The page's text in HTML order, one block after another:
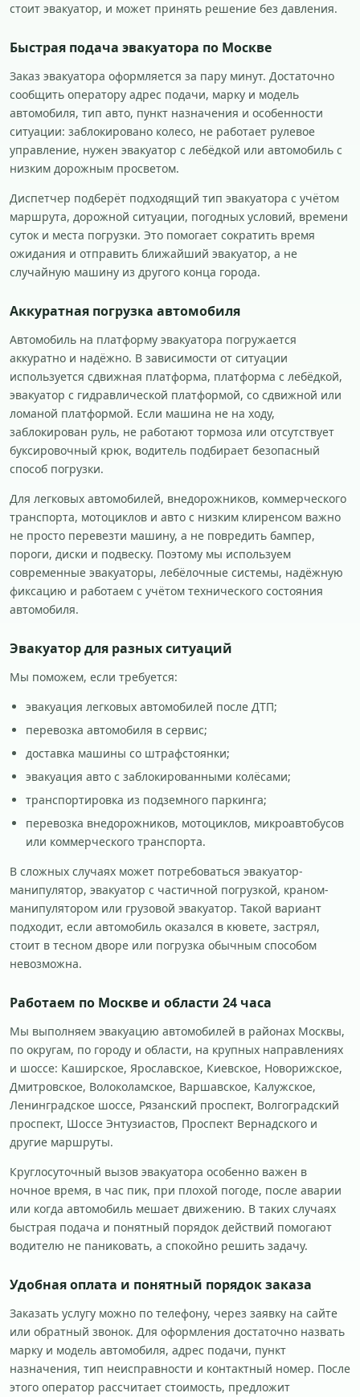
стоит эвакуатор, и может принять решение без давления.
Быстрая подача эвакуатора по Москве
Заказ эвакуатора оформляется за пару минут. Достаточно
сообщить оператору адрес подачи, марку и модель
автомобиля, тип авто, пункт назначения и особенности
ситуации: заблокировано колесо, не работает рулевое
управление, нужен эвакуатор с лебёдкой или автомобиль с
низким дорожным просветом.
Диспетчер подберёт подходящий тип эвакуатора с учётом
маршрута, дорожной ситуации, погодных условий, времени
суток и места погрузки. Это помогает сократить время
ожидания и отправить ближайший эвакуатор, а не
случайную машину из другого конца города.
Аккуратная погрузка автомобиля
Автомобиль на платформу эвакуатора погружается
аккуратно и надёжно. В зависимости от ситуации
используется сдвижная платформа, платформа с лебёдкой,
эвакуатор с гидравлической платформой, со сдвижной или
ломаной платформой. Если машина не на ходу,
заблокирован руль, не работают тормоза или отсутствует
буксировочный крюк, водитель подбирает безопасный
способ погрузки.
Для легковых автомобилей, внедорожников, коммерческого
транспорта, мотоциклов и авто с низким клиренсом важно
не просто перевезти машину, а не повредить бампер,
пороги, диски и подвеску. Поэтому мы используем
современные эвакуаторы, лебёлочные системы, надёжную
фиксацию и работаем с учётом технического состояния
автомобиля.
Эвакуатор для разных ситуаций
Мы поможем, если требуется:
эвакуация легковых автомобилей после ДТП;
перевозка автомобиля в сервис;
доставка машины со штрафстоянки;
эвакуация авто с заблокированными колёсами;
транспортировка из подземного паркинга;
перевозка внедорожников, мотоциклов, микроавтобусов
или коммерческого транспорта.
В сложных случаях может потребоваться эвакуатор-
манипулятор, эвакуатор с частичной погрузкой, краном-
манипулятором или грузовой эвакуатор. Такой вариант
подходит, если автомобиль оказался в кювете, застрял,
стоит в тесном дворе или погрузка обычным способом
невозможна.
Работаем по Москве и области 24 часа
Мы выполняем эвакуацию автомобилей в районах Москвы,
по округам, по городу и области, на крупных направлениях
и шоссе: Каширское, Ярославское, Киевское, Новорижское,
Дмитровское, Волоколамское, Варшавское, Калужское,
Ленинградское шоссе, Рязанский проспект, Волгоградский
проспект, Шоссе Энтузиастов, Проспект Вернадского и
другие маршруты.
Круглосуточный вызов эвакуатора особенно важен в
ночное время, в час пик, при плохой погоде, после аварии
или когда автомобиль мешает движению. В таких случаях
быстрая подача и понятный порядок действий помогают
водителю не паниковать, а спокойно решить задачу.
Удобная оплата и понятный порядок заказа
Заказать услугу можно по телефону, через заявку на сайте
или обратный звонок. Для оформления достаточно назвать
марку и модель автомобиля, адрес подачи, пункт
назначения, тип неисправности и контактный номер. После
этого оператор рассчитает стоимость, предложит